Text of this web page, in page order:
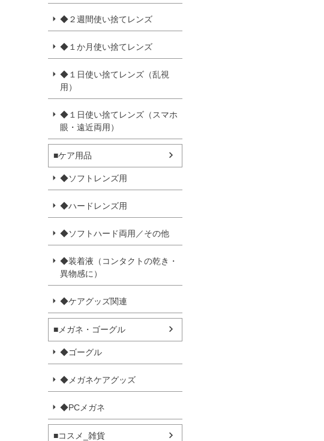
◆２週間使い捨てレンズ
◆１か月使い捨てレンズ
◆１日使い捨てレンズ（乱視
用）
◆１日使い捨てレンズ（スマホ
眼・遠近両用）
■ケア用品
◆ソフトレンズ用
◆ハードレンズ用
◆ソフトハード両用／その他
◆装着液（コンタクトの乾き・
異物感に）
◆ケアグッズ関連
■メガネ・ゴーグル
◆ゴーグル
◆メガネケアグッズ
◆PCメガネ
■コスメ_雑貨